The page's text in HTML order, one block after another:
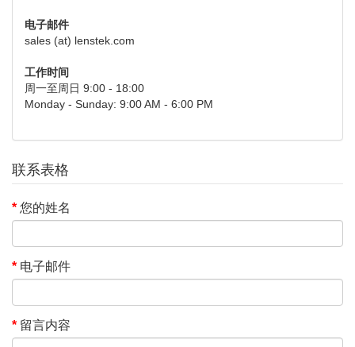
电子邮件
sales (at) lenstek.com
工作时间
周一至周日 9:00 - 18:00
Monday - Sunday: 9:00 AM - 6:00 PM
联系表格
您的姓名
电子邮件
留言内容